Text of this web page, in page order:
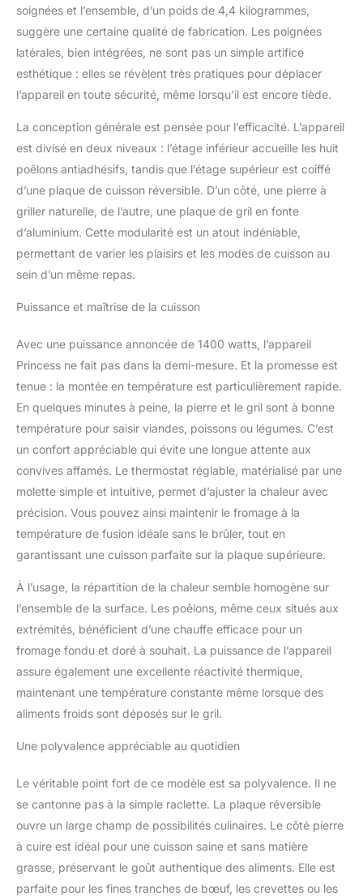
l'année. Ajustez la
température de cuisson
(220 °C maximum) de
vos aliments selon vos
préférences ou vos
besoins à l'aide de la
puissance de 1 400 W,
l'appareil atteindra la
température choisie
rapidement pour vous
permettre de préparer
vos aliments en
quelques minutes. Les
plaques de cuisson sont
d'ajouter de matières
souhaitez pas. C'est plus
sain et plus facile à
nettoyer. 8 spatules en
bois sont incluses pour
vous éviter de rayer le
revêtement antiadhésif
des plaques ou des
poêlons. La plaque de
cuisson est réversible
pour vous permettre de
faire cuire au grill ou
façon Teppanyaki.
soignées et l’ensemble, d’un poids de 4,4 kilogrammes,
suggère une certaine qualité de fabrication. Les poignées
latérales, bien intégrées, ne sont pas un simple artifice
esthétique : elles se révèlent très pratiques pour déplacer
l’appareil en toute sécurité, même lorsqu’il est encore tiède.
La conception générale est pensée pour l’efficacité. L’appareil
est divisé en deux niveaux : l’étage inférieur accueille les huit
poêlons antiadhésifs, tandis que l’étage supérieur est coiffé
d’une plaque de cuisson réversible. D’un côté, une pierre à
griller naturelle, de l’autre, une plaque de gril en fonte
d’aluminium. Cette modularité est un atout indéniable,
permettant de varier les plaisirs et les modes de cuisson au
sein d’un même repas.
Puissance et maîtrise de la cuisson
Avec une puissance annoncée de 1400 watts, l’appareil
Princess ne fait pas dans la demi-mesure. Et la promesse est
tenue : la montée en température est particulièrement rapide.
En quelques minutes à peine, la pierre et le gril sont à bonne
température pour saisir viandes, poissons ou légumes. C’est
un confort appréciable qui évite une longue attente aux
convives affamés. Le thermostat réglable, matérialisé par une
molette simple et intuitive, permet d’ajuster la chaleur avec
précision. Vous pouvez ainsi maintenir le fromage à la
température de fusion idéale sans le brûler, tout en
garantissant une cuisson parfaite sur la plaque supérieure.
À l’usage, la répartition de la chaleur semble homogène sur
l’ensemble de la surface. Les poêlons, même ceux situés aux
extrémités, bénéficient d’une chauffe efficace pour un
fromage fondu et doré à souhait. La puissance de l’appareil
assure également une excellente réactivité thermique,
maintenant une température constante même lorsque des
aliments froids sont déposés sur le gril.
Une polyvalence appréciable au quotidien
Le véritable point fort de ce modèle est sa polyvalence. Il ne
se cantonne pas à la simple raclette. La plaque réversible
ouvre un large champ de possibilités culinaires. Le côté pierre
à cuire est idéal pour une cuisson saine et sans matière
grasse, préservant le goût authentique des aliments. Elle est
parfaite pour les fines tranches de bœuf, les crevettes ou les